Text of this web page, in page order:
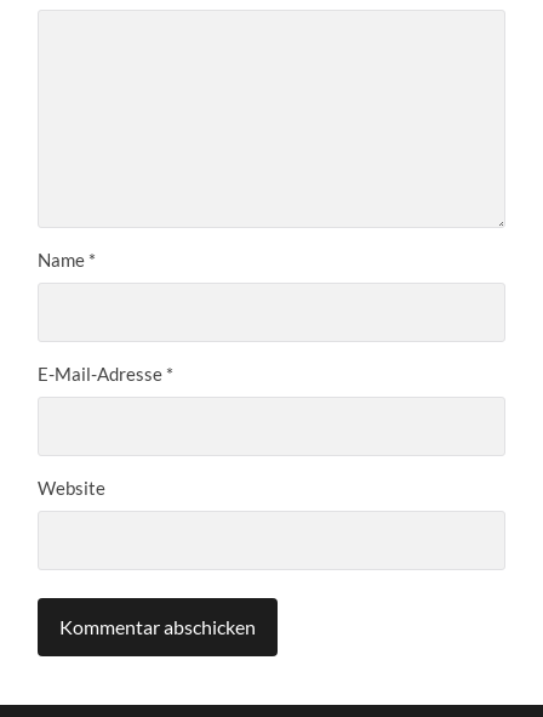
Name *
E-Mail-Adresse *
Website